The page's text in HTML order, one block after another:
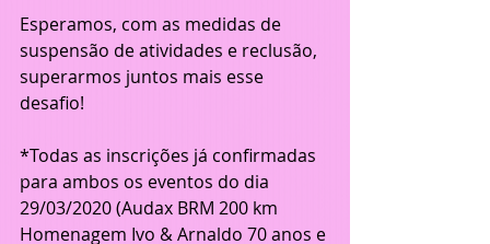
Esperamos, com as medidas de
suspensão de atividades e reclusão,
superarmos juntos mais esse
desafio!
*Todas as inscrições já confirmadas
para ambos os eventos do dia
29/03/2020 (Audax BRM 200 km
Homenagem Ivo & Arnaldo 70 anos e